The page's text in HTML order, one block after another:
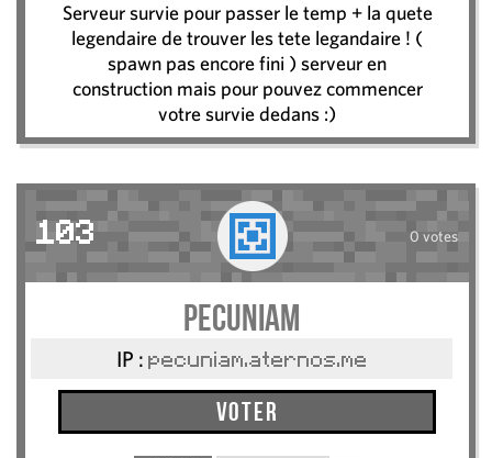
Serveur survie pour passer le temp + la quete
legendaire de trouver les tete legandaire ! (
spawn pas encore fini ) serveur en
construction mais pour pouvez commencer
votre survie dedans :)
103 0 votes
pecuniam
IP : pecuniam.aternos.me
Voter